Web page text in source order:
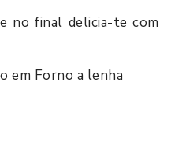
no final delicia-te com